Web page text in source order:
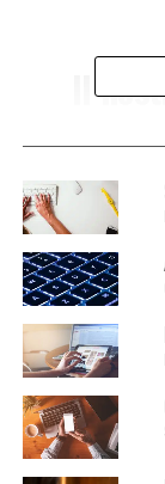
Il
foto,
file
di
è